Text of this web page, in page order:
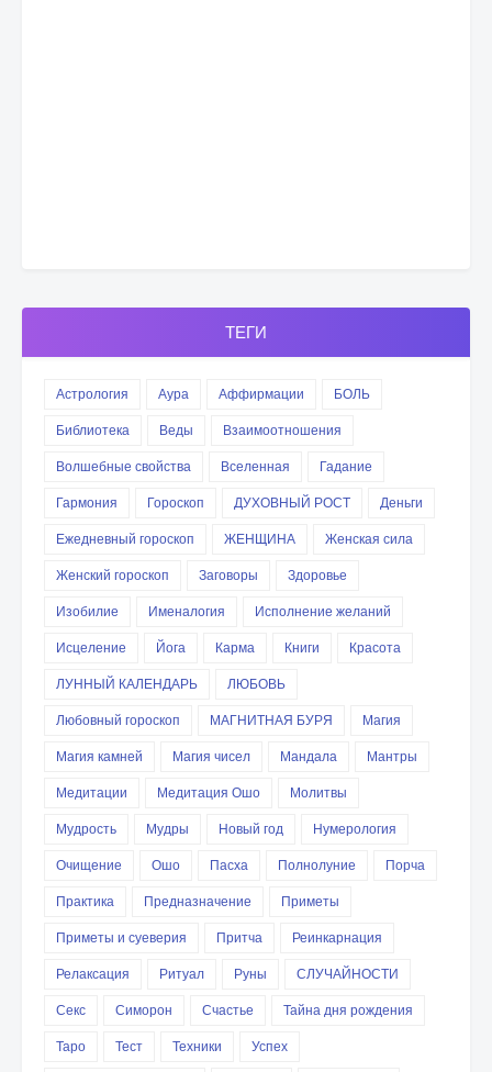
ТЕГИ
Астрология Аура Аффирмации
БОЛЬ
Библиотека
Веды
Взаимоотношения
Волшебные свойства
Вселенная
Гадание
Гармония
Гороскоп ДУХОВНЫЙ РОСТ
Деньги
Ежедневный гороскоп
ЖЕНЩИНА
Женская сила
Женский гороскоп
Заговоры
Здоровье
Изобилие
Именалогия
Исполнение желаний
Исцеление
Йога Карма Книги
Красота
ЛУННЫЙ КАЛЕНДАРЬ
ЛЮБОВЬ
Любовный гороскоп
МАГНИТНАЯ БУРЯ
Магия
Магия камней
Магия чисел Мандала
Мантры
Медитации
Медитация Ошо
Молитвы
Мудрость
Мудры Новый год
Нумерология
Очищение
Ошо Пасха Полнолуние
Порча
Практика
Предназначение
Приметы
Приметы и суеверия
Притча
Реинкарнация
Релаксация
Ритуал Руны
СЛУЧАЙНОСТИ
Секс
Симорон Счастье
Тайна дня рождения
Таро
Тест Техники
Успех